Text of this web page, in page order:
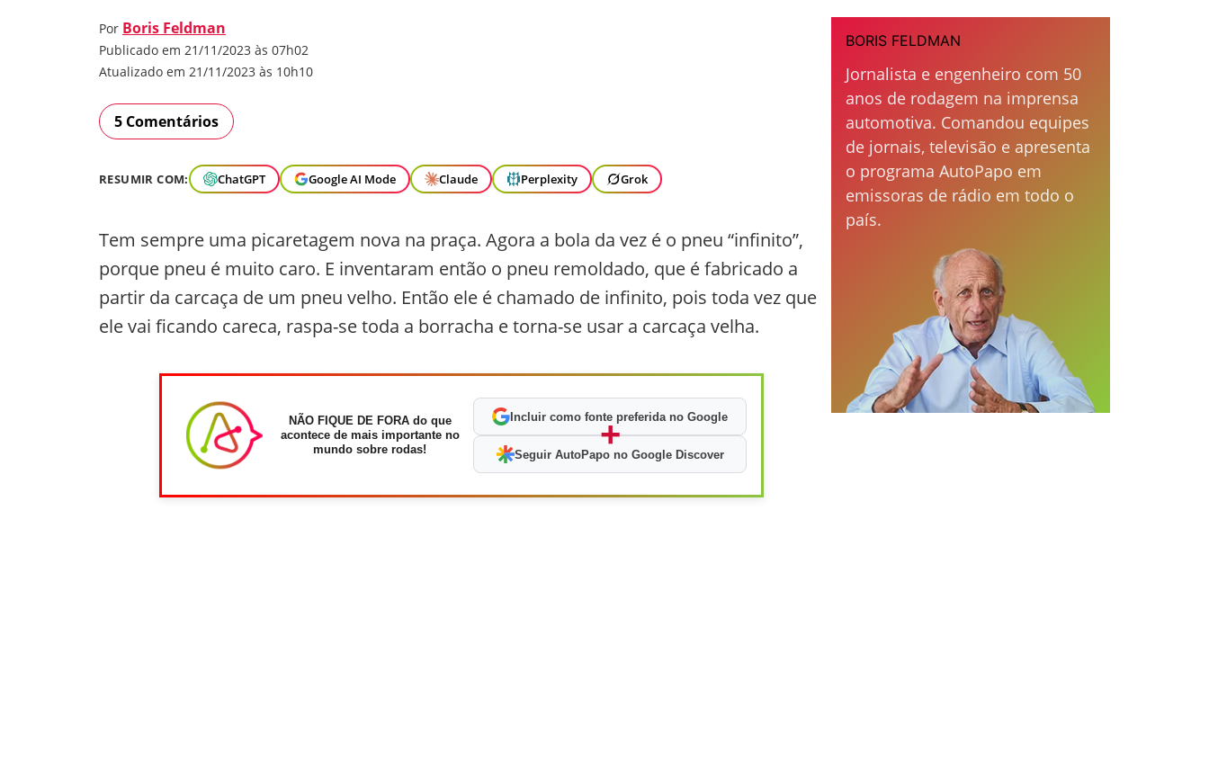
Por Boris Feldman
Publicado em 21/11/2023 às 07h02
Atualizado em 21/11/2023 às 10h10
5 Comentários
RESUMIR COM: ChatGPT Google AI Mode Claude Perplexity Grok
Tem sempre uma picaretagem nova na praça. Agora a bola da vez é o pneu “infinito”,
porque pneu é muito caro. E inventaram então o pneu remoldado, que é fabricado a
partir da carcaça de um pneu velho. Então ele é chamado de infinito, pois toda vez que
ele vai ficando careca, raspa-se toda a borracha e torna-se usar a carcaça velha.
NÃO FIQUE DE FORA do que
acontece de mais importante no
mundo sobre rodas!
Incluir como fonte preferida no Google
+
Seguir AutoPapo no Google Discover
BORIS FELDMAN
Jornalista e engenheiro com 50
anos de rodagem na imprensa
automotiva. Comandou equipes
de jornais, televisão e apresenta
o programa AutoPapo em
emissoras de rádio em todo o
país.